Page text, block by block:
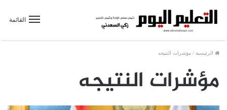
القائمة
الرئيسية / مؤشرات النتيجه
مؤشرات النتيجه